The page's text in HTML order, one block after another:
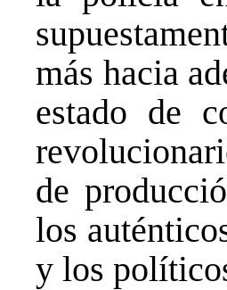
más hacia
estado de
de
los
y los